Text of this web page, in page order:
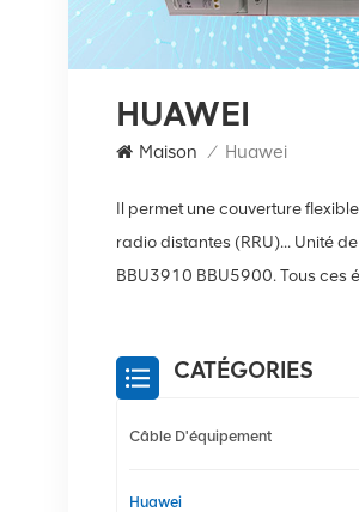
HUAWEI
Maison / Huawei
Il permet une couverture
radio distantes (RRU)... Unité
BBU3910 BBU5900. Tous ces
CATÉGORIES
Câble D'équipement
Huawei